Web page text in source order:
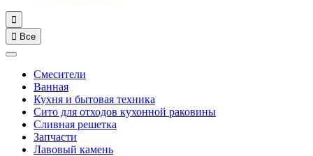

 Все
Смесители
Ванная
Кухня и бытовая техника
Сито для отходов кухонной раковины
Сливная решетка
Запчасти
Лавовый камень